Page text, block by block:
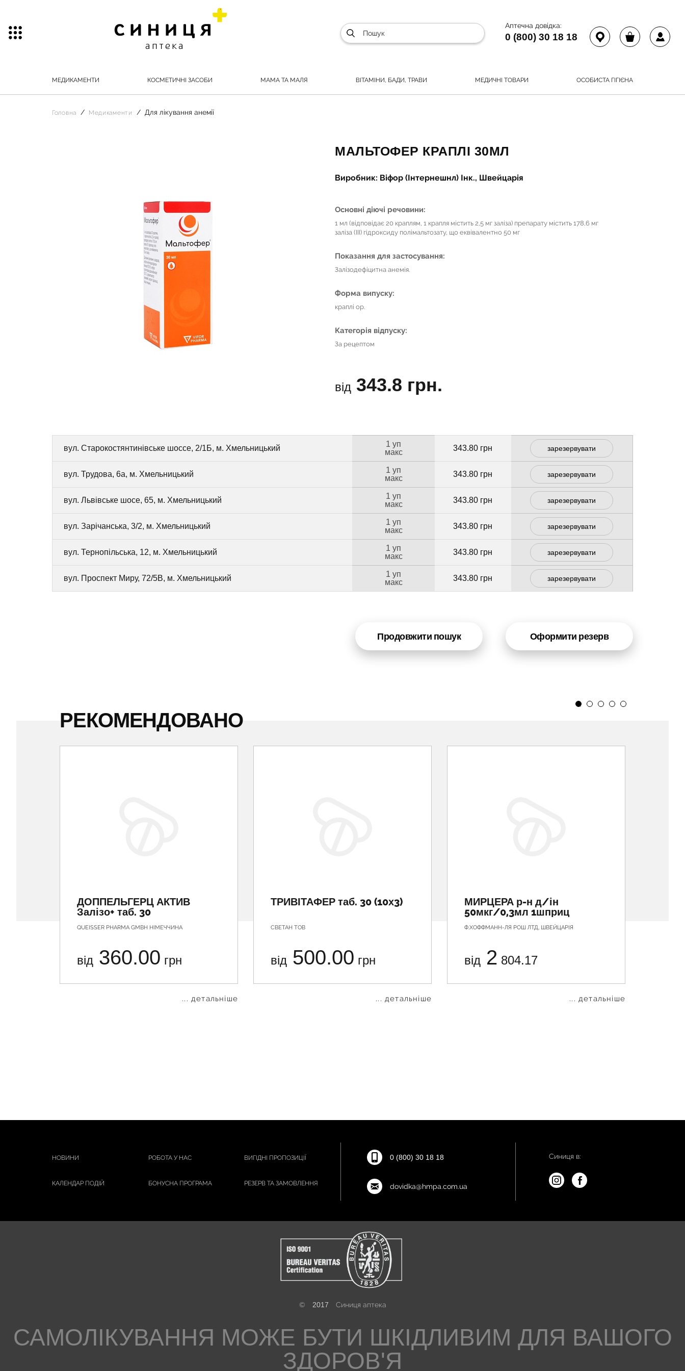
Аптечна довідка:
0 (800) 30 18 18
МЕДИКАМЕНТИ КОСМЕТИЧНІ ЗАСОБИ МАМА ТА МАЛЯ ВІТАМІНИ, БАДИ, ТРАВИ МЕДИЧНІ ТОВАРИ ОСОБИСТА ГІГІЄНА
Головна Медикаменти Для лікування анемії
МАЛЬТОФЕР КРАПЛІ 30МЛ
Виробник: Віфор (Інтернешнл) Інк., Швейцарія
Основні діючі речовини:
1 мл (відповідає 20 краплям, 1 крапля містить 2,5 мг заліза) препарату містить 178,6 мг
заліза (ІІІ) гідроксиду полімальтозату, що еквівалентно 50 мг
Показання для застосування:
Залізодефіцитна анемія.
Форма випуску:
краплі ор.
Категорія відпуску:
За рецептом
від 343.8 грн.
вул. Старокостянтинівське шоссе, 2/1Б, м. Хмельницький
1 уп
макс
343.80 грн зарезервувати
вул. Трудова, 6а, м. Хмельницький
1 уп
макс
343.80 грн зарезервувати
вул. Львівське шосе, 65, м. Хмельницький
1 уп
макс
343.80 грн зарезервувати
вул. Зарічанська, 3/2, м. Хмельницький
1 уп
макс
343.80 грн зарезервувати
вул. Тернопільська, 12, м. Хмельницький
1 уп
макс
343.80 грн зарезервувати
вул. Проспект Миру, 72/5В, м. Хмельницький
1 уп
макс
343.80 грн зарезервувати
Продовжити пошук Оформити резерв
РЕКОМЕНДОВАНО
ДОППЕЛЬГЕРЦ АКТИВ
Залізо+ таб. 30
QUEISSER PHARMA GMBH НІМЕЧЧИНА
від 360.00 грн
... детальніше
ТРИВІТАФЕР таб. 30 (10х3)
СВЕТАН ТОВ
від 500.00 грн
... детальніше
МИРЦЕРА р-н д/ін
50мкг/0,3мл 1шприц
Ф.ХОФФМАНН-ЛЯ РОШ ЛТД, ШВЕЙЦАРІЯ
від 2 804.17
... детальніше
НОВИНИ РОБОТА У НАС ВИГІДНІ ПРОПОЗИЦІЇ
КАЛЕНДАР ПОДІЙ БОНУСНА ПРОГРАМА РЕЗЕРВ ТА ЗАМОВЛЕННЯ
0 (800) 30 18 18
dovidka@hmpa.com.ua
Синиця в:
© 2017 Синиця аптека
САМОЛІКУВАННЯ МОЖЕ БУТИ ШКІДЛИВИМ ДЛЯ ВАШОГО
ЗДОРОВ'Я